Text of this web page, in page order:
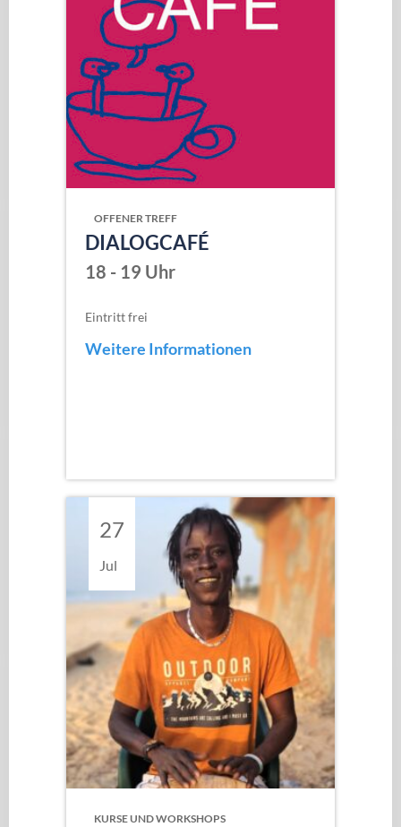
OFFENER TREFF
DIALOGCAFÉ
18 - 19 Uhr
Eintritt frei
Weitere Informationen
27
Jul
KURSE UND WORKSHOPS